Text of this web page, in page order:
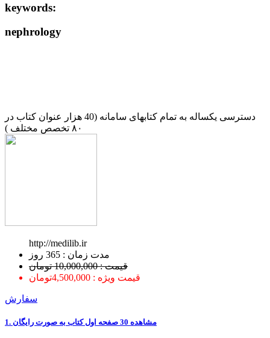
keywords:
nephrology
دسترسی یکساله به تمام کتابهای سامانه (40 هزار عنوان کتاب در
۸۰ تخصص مختلف )
http://medilib.ir
ﻣﺪﺕ ﺯﻣﺎﻥ : 365 ﺭﻭﺯ
قیمت : 10,000,000 تومان
قیمت ویژه : 4,500,000تومان
سفارش
1. ﻣﺸﺎﻫﺪﻩ 30 ﺻﻔﺤﻪ اﻭﻝ ﮐﺘﺎﺏ ﺑﻪ ﺻﻮﺭﺕ ﺭاﯾﮕﺎﻥ